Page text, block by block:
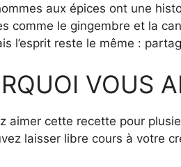
aux épices ont une
comme le gingembre et la
l’esprit reste le même :
VOUS
aimer cette recette pour
laisser libre cours à votre